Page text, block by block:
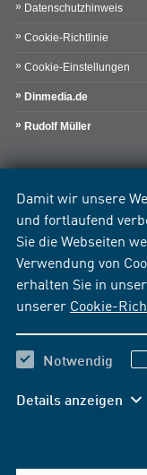
Damit wir unsere
und fortlaufend
Sie die Webseiten
Verwendung von
erhalten Sie in
unserer Cookie-
Notwendig
Details anzeigen
Datenschutzhinweis
Cookie-Richtlinie
Cookie-Einstellungen
Dinmedia.de
Rudolf Müller